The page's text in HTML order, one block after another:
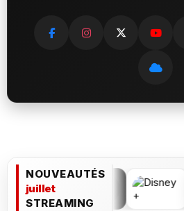
NOUVEAUTÉS
juillet
STREAMING